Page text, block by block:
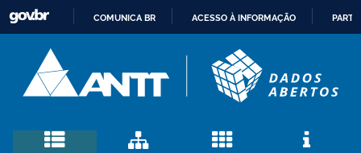
CONTEÚDO
COMUNICA BR ACESSO À INFORMAÇÃO